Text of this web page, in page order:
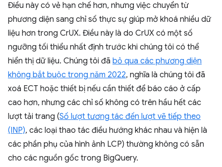
Điều này có vẻ hạn chế hơn, nhưng việc chuyển từ
phương diện sang chỉ số thực sự giúp mở khoá nhiều dữ
liệu hơn trong CrUX. Điều này là do CrUX có một số
ngưỡng tối thiểu nhất định trước khi chúng tôi có thể
hiển thị dữ liệu. Chúng tôi đã bỏ qua các phương diện
không bắt buộc trong năm 2022, nghĩa là chúng tôi đã
xoá ECT hoặc thiết bị nếu cần thiết để báo cáo ở cấp
cao hơn, nhưng các chỉ số không có trên hầu hết các
lượt tải trang (Số lượt tương tác đến lượt vẽ tiếp theo
(INP), các loại thao tác điều hướng khác nhau và hiện là
các phần phụ của hình ảnh LCP) thường không có sẵn
cho các nguồn gốc trong BigQuery.